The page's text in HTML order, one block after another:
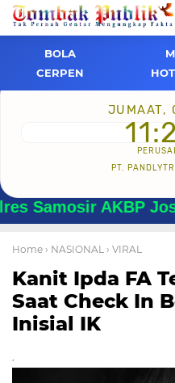
BOLA
CERPEN
PT.
AKBP Josua
Home › NASIONAL › VIRAL
Kanit Ipda FA
Saat Check In
Inisial IK